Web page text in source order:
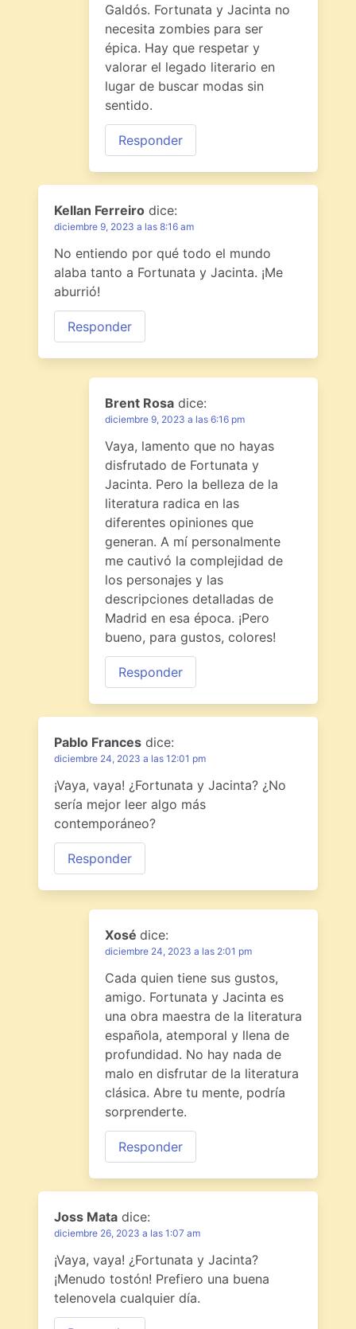
Galdós. Fortunata y Jacinta no
necesita zombies para ser
épica. Hay que respetar y
valorar el legado literario en
lugar de buscar modas sin
sentido.
Responder
Kellan Ferreiro dice:
diciembre 9, 2023 a las 8:16 am
No entiendo por qué todo el mundo
alaba tanto a Fortunata y Jacinta. ¡Me
aburrió!
Responder
Brent Rosa dice:
diciembre 9, 2023 a las 6:16 pm
Vaya, lamento que no hayas
disfrutado de Fortunata y
Jacinta. Pero la belleza de la
literatura radica en las
diferentes opiniones que
generan. A mí personalmente
me cautivó la complejidad de
los personajes y las
descripciones detalladas de
Madrid en esa época. ¡Pero
bueno, para gustos, colores!
Responder
Pablo Frances dice:
diciembre 24, 2023 a las 12:01 pm
¡Vaya, vaya! ¿Fortunata y Jacinta? ¿No
sería mejor leer algo más
contemporáneo?
Responder
Xosé dice:
diciembre 24, 2023 a las 2:01 pm
Cada quien tiene sus gustos,
amigo. Fortunata y Jacinta es
una obra maestra de la literatura
española, atemporal y llena de
profundidad. No hay nada de
malo en disfrutar de la literatura
clásica. Abre tu mente, podría
sorprenderte.
Responder
Joss Mata dice:
diciembre 26, 2023 a las 1:07 am
¡Vaya, vaya! ¿Fortunata y Jacinta?
¡Menudo tostón! Prefiero una buena
telenovela cualquier día.